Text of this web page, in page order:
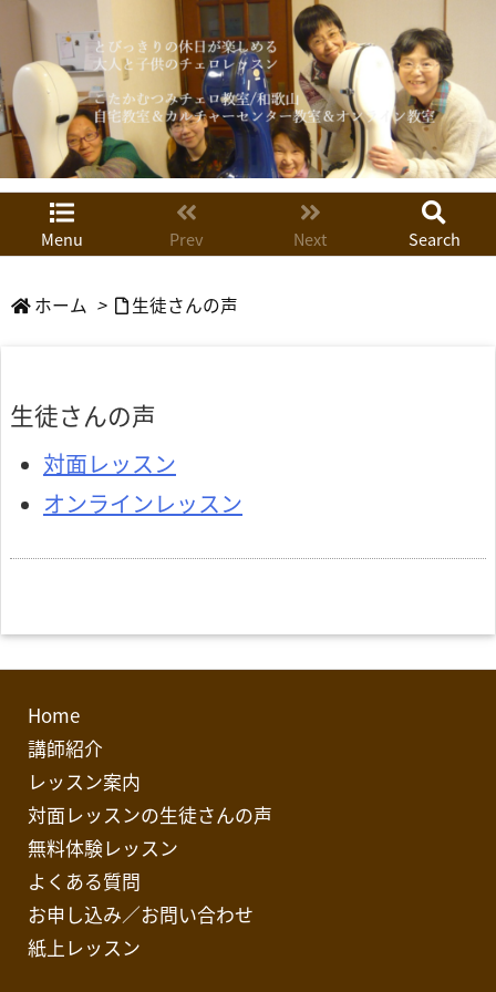
Menu Prev Next Search
ホーム > 生徒さんの声
生徒さんの声
対面レッスン
オンラインレッスン
Home
講師紹介
レッスン案内
対面レッスンの生徒さんの声
無料体験レッスン
よくある質問
お申し込み／お問い合わせ
紙上レッスン